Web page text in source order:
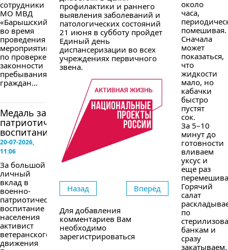
сотрудники
МО МВД
«Барышский»
во время
проведения
мероприятий
по проверке
законности
пребывания
граждан...
Медаль за
патриотическое
воспитание
20-07-2026,
11:06
За большой
личный
вклад в
военно-
патриотическое
воспитание
населения
активист
ветеранского
движения
профилактики и раннего
выявления заболеваний и
патологических состояний
21 июня в субботу пройдет
Единый день
диспансеризации во всех
учреждениях первичного
звена.
Назад Вперёд
Для добавления
комментариев Вам
необходимо
зарегистрироваться
около
часа,
помешивая.
Сначала
может
показаться,
что
жидкости
мало, но
кабачки
быстро
пустят
сок.
За 5–10
минут до
готовности
вливаем
уксус и
еще раз
Горячий
салат
по
банкам и
сразу
закатываем.